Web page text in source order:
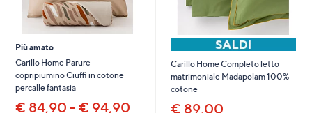
Più amato
Carillo Home Parure
copripiumino Ciuffi in cotone
percalle fantasia
€ 84,90 - € 94,90
Carillo Home Completo letto
matrimoniale Madapolam 100%
cotone
€ 89,00